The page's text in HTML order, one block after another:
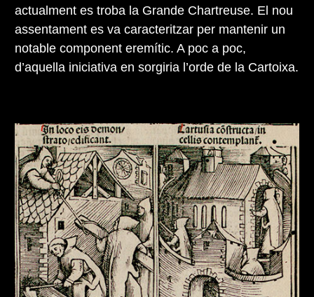
actualment es troba la Grande Chartreuse. El nou
assentament es va caracteritzar per mantenir un
notable component eremític. A poc a poc,
d’aquella iniciativa en sorgiria l’orde de la Cartoixa.